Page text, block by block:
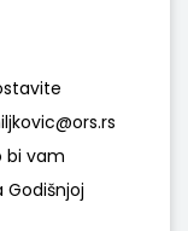
bi vam
Godišnjoj